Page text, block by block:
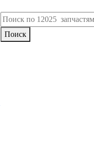
Поиск